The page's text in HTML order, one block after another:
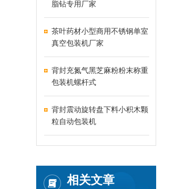
脂钻专用厂家
茶叶药材小型商用不锈钢单室
真空包装机厂家
背封充氮气黑芝麻粉粉末称重
包装机螺杆式
背封震动旋转盘下料小积木颗
粒自动包装机
相关文章